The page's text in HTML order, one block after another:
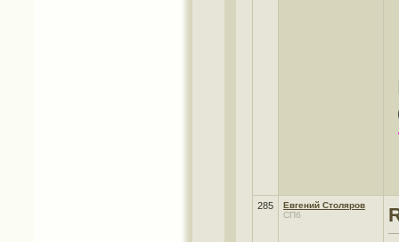
285
Евгений Столяров
СПб